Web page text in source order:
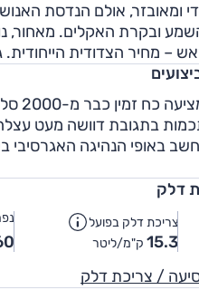
ומאובזר, אולם הנדסת
ובקרת האקלים. מאחור,
– מחיר הצדודית
באופי הנהיגה האגרסיבי
דלק
צריכת דלק בפועל
15.3 ק"מ/ליטר
/ צריכת דלק